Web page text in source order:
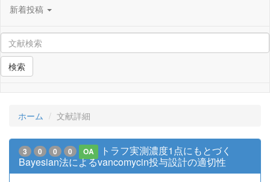
新着投稿
検索
ホーム 文献詳細
3 0 0 0 OA
トラフ実測濃度1点にもとづく
Bayesian法によるvancomycin投与設計の適切性